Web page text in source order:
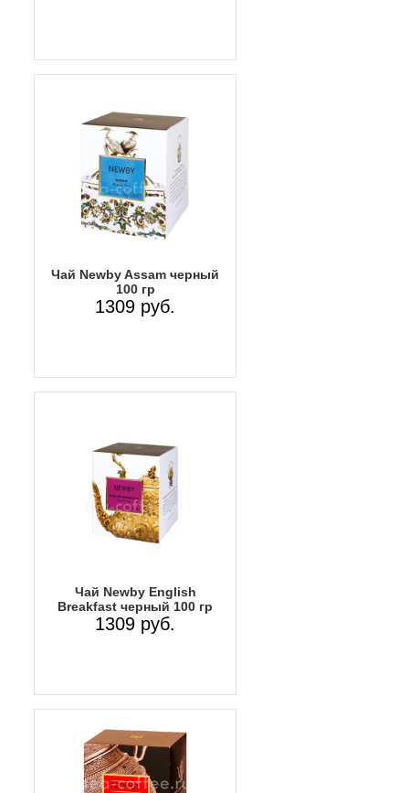
Чай Newby Assam черный
100 гр
1309 руб.
Чай Newby English
Breakfast черный 100 гр
1309 руб.